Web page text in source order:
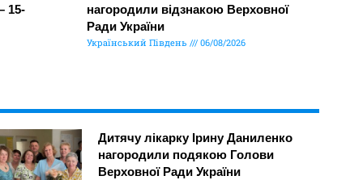
15-
нагородили відзнакою Верховної
Ради України
Український Південь 06/08/2026
Дитячу лікарку Ірину Даниленко
нагородили подякою Голови
Верховної Ради України